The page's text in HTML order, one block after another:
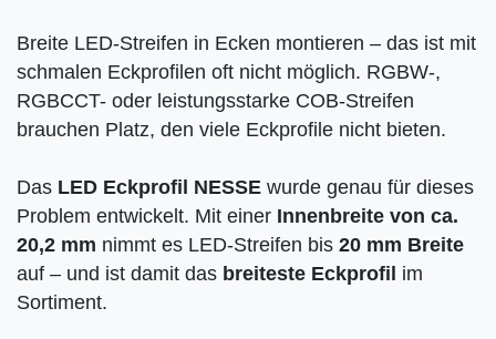
Breite LED-Streifen in Ecken montieren – das ist mit
schmalen Eckprofilen oft nicht möglich. RGBW-,
RGBCCT- oder leistungsstarke COB-Streifen
brauchen Platz, den viele Eckprofile nicht bieten.
Das LED Eckprofil NESSE wurde genau für dieses
Problem entwickelt. Mit einer Innenbreite von ca.
20,2 mm nimmt es LED-Streifen bis 20 mm Breite
auf – und ist damit das breiteste Eckprofil im
Sortiment.